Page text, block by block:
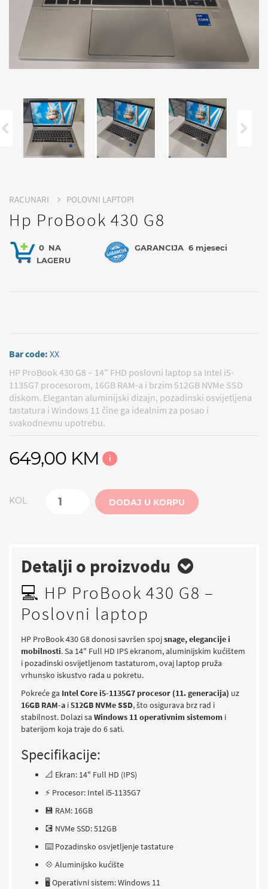
RACUNARI POLOVNI LAPTOPI
Hp ProBook 430 G8
0 NA
LAGERU
GARANCIJA 6 mjeseci
Bar code: XX
HP ProBook 430 G8 – 14" FHD poslovni laptop sa Intel i5-
1135G7 procesorom, 16GB RAM-a i brzim 512GB NVMe SSD
diskom. Elegantan aluminijski dizajn, pozadinski osvijetljena
tastatura i Windows 11 čine ga idealnim za posao i
svakodnevnu upotrebu.
649,00 KM i
KOL DODAJ U KORPU
Detalji o proizvodu
💻 HP ProBook 430 G8 –
Poslovni laptop
HP ProBook 430 G8 donosi savršen spojsnage, elegancije i
mobilnosti. Sa 14" Full HD IPS ekranom, aluminijskim kućištem
i pozadinski osvijetljenom tastaturom, ovaj laptop pruža
vrhunsko iskustvo rada u pokretu.
Pokreće ga Intel Core i5-1135G7 procesor (11. generacija) uz
16GB RAM-a i512GB NVMe SSD, što osigurava brz rad i
stabilnost. Dolazi sa Windows 11 operativnim sistemom i
baterijom koja traje do 6 sati.
Specifikacije:
📐 Ekran: 14" Full HD (IPS)
⚡ Procesor: Intel i5-1135G7
💾 RAM: 16GB
💽 NVMe SSD: 512GB
⌨️ Pozadinsko osvjetljenje tastature
💠 Aluminijsko kućište
🖥 Operativni sistem: Windows 11